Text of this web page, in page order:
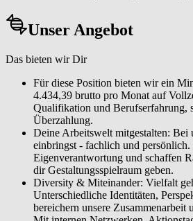
Unser Angebot
Das bieten wir Dir
Für diese Position bieten wir ein
4.434,39 brutto pro Monat auf
Qualifikation und Berufserfahrung,
Überzahlung.
Deine Arbeitswelt mitgestalten: Bei
einbringst - fachlich und
Eigenverantwortung und schaffen
dir Gestaltungsspielraum geben.
Diversity & Miteinander: Vielfalt
Unterschiedliche Identitäten,
bereichern unsere Zusammenarbeit